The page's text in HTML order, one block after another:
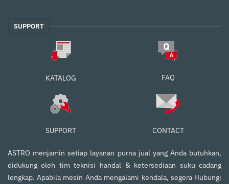
SUPPORT
KATALOG FAQ
SUPPORT CONTACT
ASTRO menjamin setiap layanan purna jual yang Anda butuhkan,
didukung oleh tim teknisi handal & ketersediaan suku cadang
lengkap. Apabila mesin Anda mengalami kendala, segera Hubungi